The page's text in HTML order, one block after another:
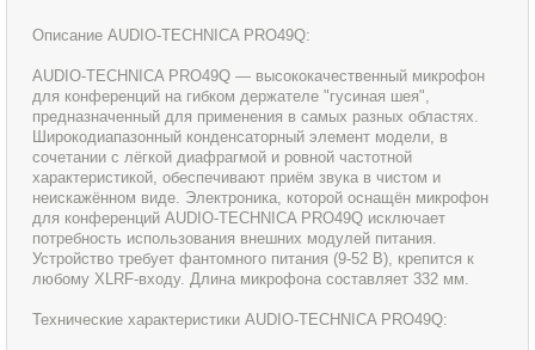
Описание AUDIO-TECHNICA PRO49Q:
AUDIO-TECHNICA PRO49Q — высококачественный микрофон
для конференций на гибком держателе "гусиная шея",
предназначенный для применения в самых разных областях.
Широкодиапазонный конденсаторный элемент модели, в
сочетании с лёгкой диафрагмой и ровной частотной
характеристикой, обеспечивают приём звука в чистом и
неискажённом виде. Электроника, которой оснащён микрофон
для конференций AUDIO-TECHNICA PRO49Q исключает
потребность использования внешних модулей питания.
Устройство требует фантомного питания (9-52 В), крепится к
любому XLRF-входу. Длина микрофона составляет 332 мм.
Технические характеристики AUDIO-TECHNICA PRO49Q: